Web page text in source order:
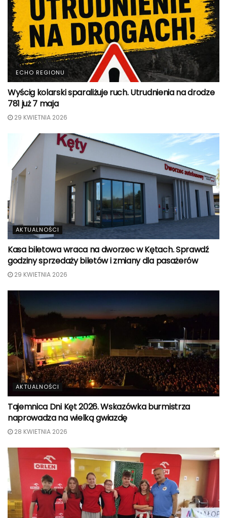
ECHO REGIONU
Wyścig kolarski sparaliżuje ruch. Utrudnienia na drodze
781 już 7 maja
29 KWIETNIA 2026
AKTUALNOŚCI
Kasa biletowa wraca na dworzec w Kętach. Sprawdź
godziny sprzedaży biletów i zmiany dla pasażerów
29 KWIETNIA 2026
AKTUALNOŚCI
Tajemnica Dni Kęt 2026. Wskazówka burmistrza
naprowadza na wielką gwiazdę
28 KWIETNIA 2026